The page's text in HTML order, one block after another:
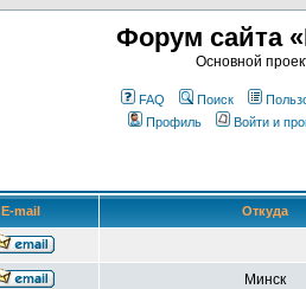
Форум сайта
Основной
FAQ Поиск
Профиль
Войти и
E-mail Откуда
Минск